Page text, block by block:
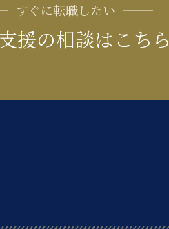
すぐに転職したい
援の相談はこちら